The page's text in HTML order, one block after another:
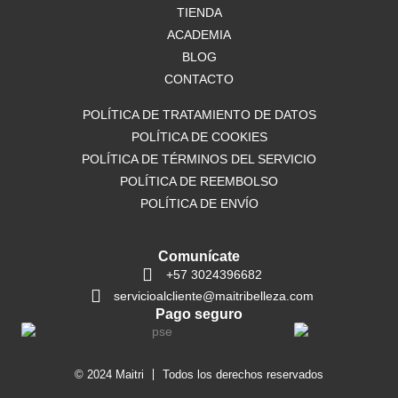
r
a
m
TIENDA
ACADEMIA
BLOG
CONTACTO
POLÍTICA DE TRATAMIENTO DE DATOS
POLÍTICA DE COOKIES
POLÍTICA DE TÉRMINOS DEL SERVICIO
POLÍTICA DE REEMBOLSO
POLÍTICA DE ENVÍO
Comunícate
+57 3024396682
servicioalcliente@maitribelleza.com
Pago seguro
© 2024 Maitri Todos los derechos reservados